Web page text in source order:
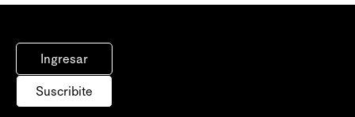
Ingresar
Suscribite